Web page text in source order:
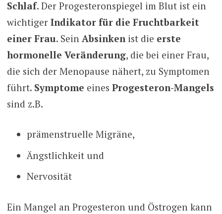
Schlaf. Der Progesteronspiegel im Blut ist ein
wichtiger Indikator für die Fruchtbarkeit
einer Frau. Sein Absinkenist die erste
hormonelle Veränderung, die bei einer Frau,
die sich der Menopause nähert, zu Symptomen
führt. Symptome eines Progesteron-Mangels
sind z.B.
prämenstruelle Migräne,
Ängstlichkeit und
Nervosität
Ein Mangel an Progesteron und Östrogen kann